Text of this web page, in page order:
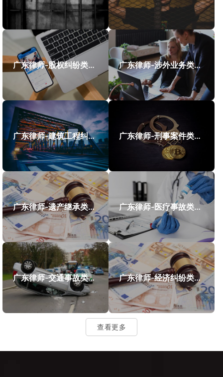
广东律师-股权纠纷类案件案例 广东律师-涉外业务类案件案例
广东律师-建筑工程纠纷类案件案例 广东律师-刑事案件类案例
广东律师-遗产继承类案件案例 广东律师-医疗事故类案件案例
广东律师-交通事故类案件案例 广东律师-经济纠纷类案件案例
查看更多